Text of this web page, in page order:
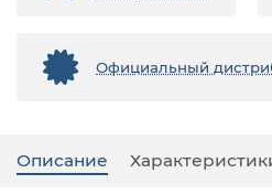
Официальный
Описание